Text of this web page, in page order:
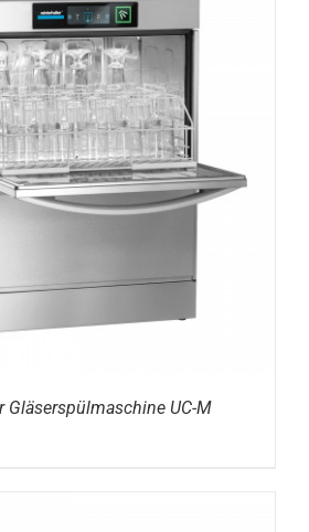
DETAILS
Gläserspülmaschine UC-M